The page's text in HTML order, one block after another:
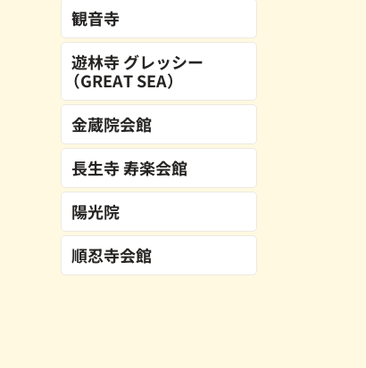
観音寺
遊林寺 グレッシー
（GREAT SEA）
金蔵院会館
長生寺 寿楽会館
陽光院
順忍寺会館